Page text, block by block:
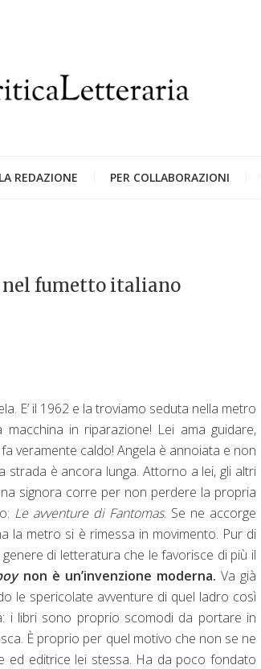
LA REDAZIONE PER COLLABORAZIONI
nel fumetto italiano
E’ il 1962 e la troviamo seduta nella metro
in riparazione! Lei ama guidare,
veramente caldo! Angela è annoiata e non
strada è ancora lunga. Attorno a lei, gli altri
signora corre per non perdere la propria
Le avventure di Fantomas. Se ne accorge
la metro si è rimessa in movimento. Pur di
di letteratura che le favorisce di più il
non è un’invenzione moderna. Va già
le spericolate avventure di quel ladro così
i libri sono proprio scomodi da portare in
È proprio per quel motivo che non se ne
ed editrice lei stessa. Ha da poco fondato